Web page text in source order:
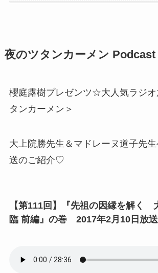
夜のツタンカーメン Podcast
櫻庭露樹プレゼンツ☆大人気ラジ
タンカーメン＞
大上院勝先生＆マドレーヌ道子先
送のご紹介♡
【第111回】『先祖の因縁を解く
臨 前編』の巻 2017年2月10日放